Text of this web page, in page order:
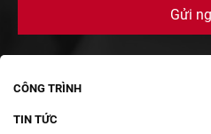
CÔNG TRÌNH
TIN TỨC